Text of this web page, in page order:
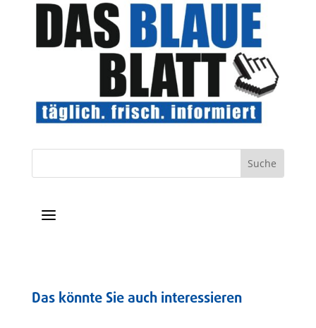
a
Das könnte Sie auch interessieren